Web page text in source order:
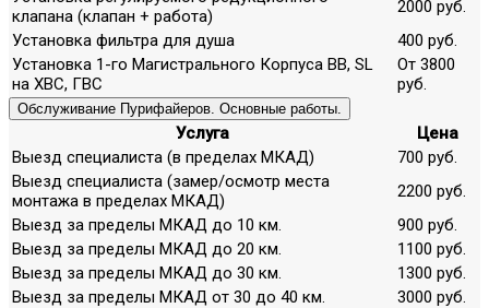
клапана (клапан + работа)
2000 руб.
Установка фильтра для душа
400 руб.
Установка 1-го Магистрального Корпуса ВВ, SL
на ХВС, ГВС
От 3800
руб.
Обслуживание Пурифайеров. Основные работы.
Услуга
Цена
Выезд специалиста (в пределах МКАД)
700 руб.
Выезд специалиста (замер/осмотр места
монтажа в пределах МКАД)
2200 руб.
Выезд за пределы МКАД до 10 км.
900 руб.
Выезд за пределы МКАД до 20 км.
1100 руб.
Выезд за пределы МКАД до 30 км.
1300 руб.
Выезд за пределы МКАД от 30 до 40 км.
3000 руб.